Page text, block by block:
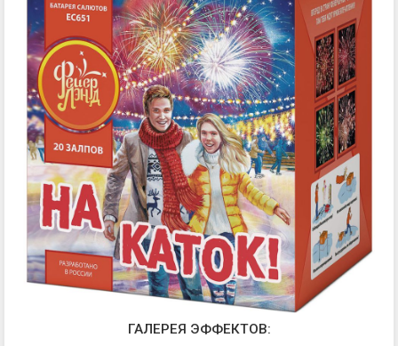
ГАЛЕРЕЯ ЭФФЕКТОВ: